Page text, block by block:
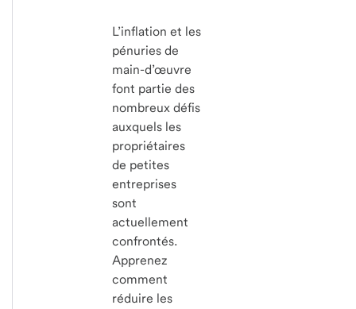
L’inflation et les
pénuries de
main-d’œuvre
font partie des
nombreux défis
auxquels les
propriétaires
de petites
entreprises
sont
actuellement
confrontés.
Apprenez
comment
réduire les